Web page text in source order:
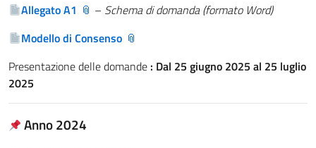
Allegato A1
– Schema di domanda (formato Word)
Modello di Consenso
Presentazione delle domande : Dal 25 giugno 2025 al 25 luglio
2025
Anno 2024